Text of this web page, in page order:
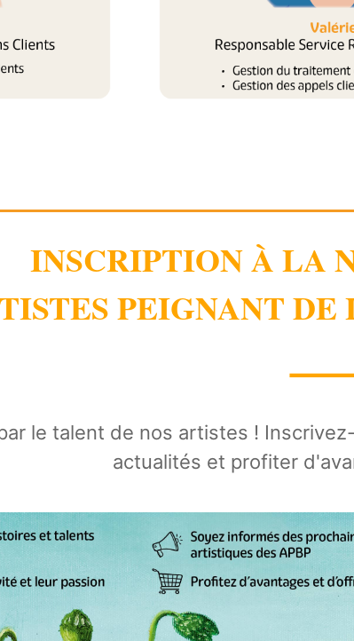
INSCRIPTION À LA
PEIGNANT
le talent de nos artistes !
actualités et profiter